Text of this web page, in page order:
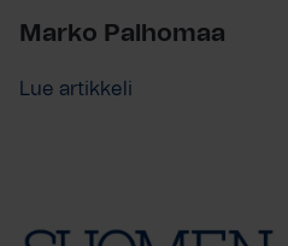
Marko Palhomaa
Lue artikkeli